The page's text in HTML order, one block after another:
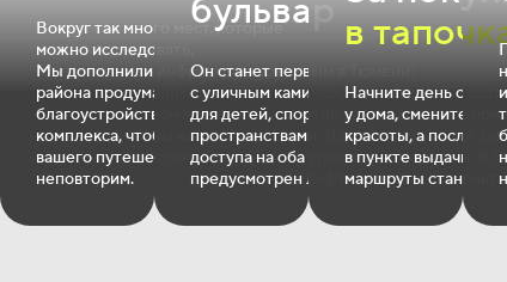
Вокруг так много мест, которые
можно исследовать.
Мы дополнили инфраструктуру
района продуманным
благоустройством внутри
комплекса, чтобы каждый момент
вашего путешествия был
неповторим.
бульвар
Он станет первым в Тюмени:
с уличным камином, игровыми
для детей, спортивными и релакс‐
пространствами. Для лёгкого
доступа на оба уровня бульвара
предусмотрен лифт.
в
Начните день с
у дома, смените
красоты, а после
в пункте выдачи. В
маршруты